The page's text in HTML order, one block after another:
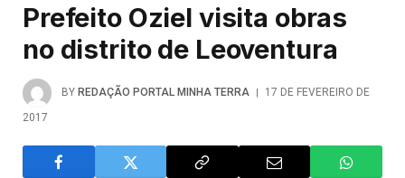
Prefeito Oziel visita obras
no distrito de Leoventura
BY REDAÇÃO PORTAL MINHA TERRA
17 DE FEVEREIRO DE
2017